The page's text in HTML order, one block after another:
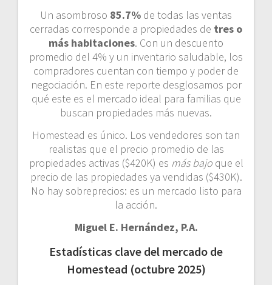
Un asombroso 85.7% de todas las ventas
cerradas corresponde a propiedades de tres o
más habitaciones. Con un descuento
promedio del 4% y un inventario saludable, los
compradores cuentan con tiempo y poder de
negociación. En este reporte desglosamos por
qué este es el mercado ideal para familias que
buscan propiedades más nuevas.
Homestead es único. Los vendedores son tan
realistas que el precio promedio de las
propiedades activas ($420K) es más bajoque el
precio de las propiedades ya vendidas ($430K).
No hay sobreprecios: es un mercado listo para
la acción.
Miguel E. Hernández, P.A.
Estadísticas clave del mercado de
Homestead (octubre 2025)